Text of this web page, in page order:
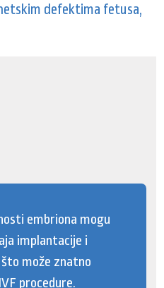
defektima fetusa,
embriona mogu
implantacije i
može znatno
procedure.